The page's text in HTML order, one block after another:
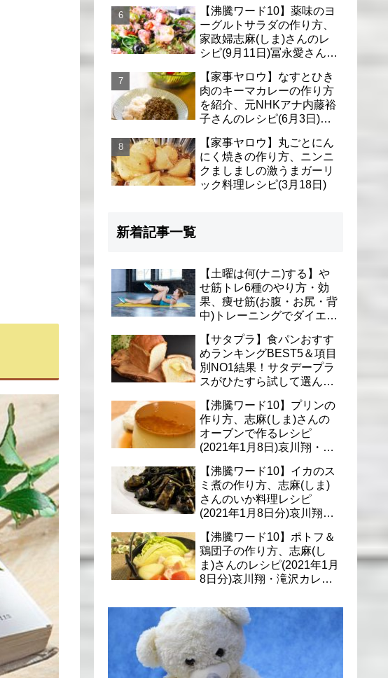
【沸騰ワード10】薬味のヨ
ーグルトサラダの作り方、
家政婦志麻(しま)さんのレ
シピ(9月11日)冨永愛さん＆
【家事ヤロウ】なすとひき
肉のキーマカレーの作り方
を紹介、元NHKアナ内藤裕
子さんのレシピ(6月3日)リ
【家事ヤロウ】丸ごとにん
にく焼きの作り方、ニンニ
クましましの激うまガーリ
ック料理レシピ(3月18日)
新着記事一覧
【土曜は何(ナニ)する】や
せ筋トレ6種のやり方・効
果、痩せ筋(お腹・お尻・背
中)トレーニングでダイエッ
【サタプラ】食パンおすす
めランキングBEST5＆項目
別NO1結果！サタデープラ
スがひたすら試して選んだ
【沸騰ワード10】プリンの
作り方、志麻(しま)さんの
オーブンで作るレシピ
(2021年1月8日)哀川翔・滝
理
【沸騰ワード10】イカのス
ミ煮の作り方、志麻(しま)
さんのいか料理レシピ
(2021年1月8日分)哀川翔・
【沸騰ワード10】ポトフ＆
鶏団子の作り方、志麻(し
ま)さんのレシピ(2021年1月
8日分)哀川翔・滝沢カレ